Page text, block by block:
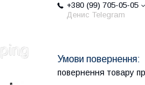
+380 (99) 705-05-05
Денис Telegram
повернення товару